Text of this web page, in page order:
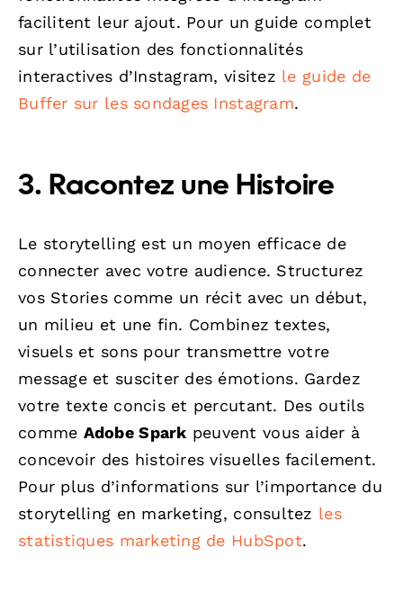
facilitent leur ajout. Pour un guide complet
sur l’utilisation des fonctionnalités
interactives d’Instagram, visitez le guide de
Buffer sur les sondages Instagram.
3. Racontez une Histoire
Le storytelling est un moyen efficace de
connecter avec votre audience. Structurez
vos Stories comme un récit avec un début,
un milieu et une fin. Combinez textes,
visuels et sons pour transmettre votre
message et susciter des émotions. Gardez
votre texte concis et percutant. Des outils
comme Adobe Spark peuvent vous aider à
concevoir des histoires visuelles facilement.
Pour plus d’informations sur l’importance du
storytelling en marketing, consultez les
statistiques marketing de HubSpot.